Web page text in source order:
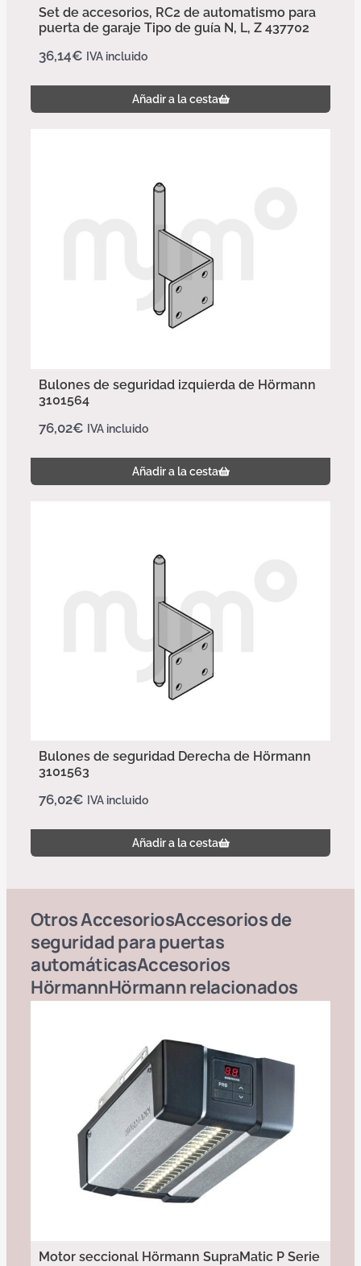
Set de accesorios, RC2 de automatismo para
puerta de garaje Tipo de guía N, L, Z 437702
36,14€ IVA incluido
Añadir a la cesta
Bulones de seguridad izquierda de Hörmann
3101564
76,02€ IVA incluido
Añadir a la cesta
Bulones de seguridad Derecha de Hörmann
3101563
76,02€ IVA incluido
Añadir a la cesta
OtrosAccesoriosAccesorios de
seguridad para puertas
automáticasAccesorios
HörmannHörmannrelacionados
Motor seccional Hörmann SupraMatic P Serie